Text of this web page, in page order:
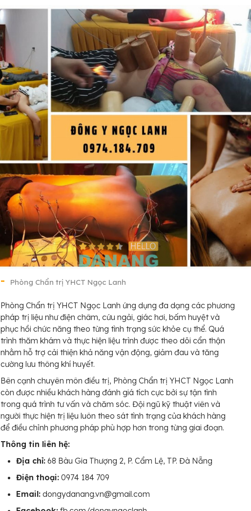
Phòng Chẩn trị YHCT Ngọc Lanh
Phòng Chẩn trị YHCT Ngọc Lanh ứng dụng đa dạng các phương
pháp trị liệu như điện châm, cứu ngải, giác hơi, bấm huyệt và
phục hồi chức năng theo từng tình trạng sức khỏe cụ thể. Quá
trình thăm khám và thực hiện liệu trình được theo dõi cẩn thận
nhằm hỗ trợ cải thiện khả năng vận động, giảm đau và tăng
cường lưu thông khí huyết.
Bên cạnh chuyên môn điều trị, Phòng Chẩn trị YHCT Ngọc Lanh
còn được nhiều khách hàng đánh giá tích cực bởi sự tận tình
trong quá trình tư vấn và chăm sóc. Đội ngũ kỹ thuật viên và
người thực hiện trị liệu luôn theo sát tình trạng của khách hàng
để điều chỉnh phương pháp phù hợp hơn trong từng giai đoạn.
Thông tin liên hệ:
Địa chỉ: 68 Bàu Gia Thượng 2, P. Cẩm Lệ, TP. Đà Nẵng
Điện thoại: 0974 184 709
Email: dongydanang.vn@gmail.com